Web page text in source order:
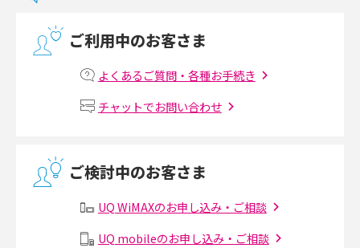
マンションで光回線の利用を始める手順は？設備状況の確認方法も解説
Wi-Fiルーターの設定方法をわかりやすく解説！事前に準備すべきものも紹
無線LANとは？メリット・デメリットや接続方法を解説
メッシュWi-Fiとは？仕組みやメリット・デメリット、中継機との違いを解
ご利用中のお客さま
よくあるご質問・各種お手続き
チャットでお問い合わせ
ご検討中のお客さま
UQ WiMAXのお申し込み・ご相談
UQ mobileのお申し込み・ご相談